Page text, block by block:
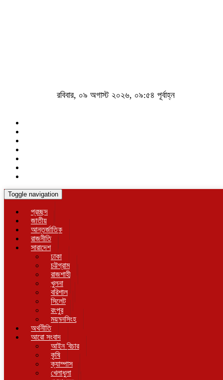
রবিবার, ০৯ অগাস্ট ২০২৬, ০৯:৫৪ পূর্বাহ্ন
Toggle navigation
প্রচ্ছদ
জাতীয়
আন্তর্জাতিক
রাজনীতি
সারাদেশ
ঢাকা
চট্টগ্রাম
রাজশাহী
খুলনা
বরিশাল
সিলেট
রংপুর
ময়মনসিংহ
অর্থনীতি
আরো সংবাদ
আইন বিচার
কৃষি
ক্যাম্পাস
খেলাধুলা